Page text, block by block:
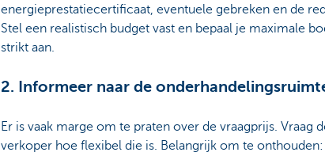
energieprestatiecertificaat, eventuele gebreken en de
Stel een realistisch budget vast en bepaal je maximale
strikt aan.
2. Informeer naar de
Er is vaak marge om te praten over de vraagprijs. Vraag
verkoper hoe flexibel die is. Belangrijk om te